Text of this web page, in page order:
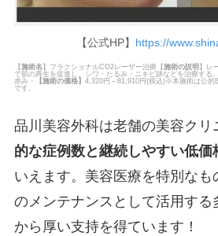
【公式HP】 https://
【施術名 】フラクショナルCO2レーザー治療【施術の説明 】レ
で肌の再生を促進し、シワ・たるみ・ニキビ跡などを治療する
赤み・
【施術の価格】 4,320円～81,910円(税込)※本施術は公的
です。
品川美容外科は老舗の美容クリ
的な症例数と継続しやすい低価
いえます。美容医療を特別なも
のメンテナンスとして活用する
から厚い支持を得ています！